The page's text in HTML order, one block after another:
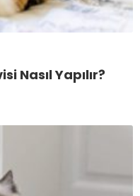
Nasıl Yapılır?